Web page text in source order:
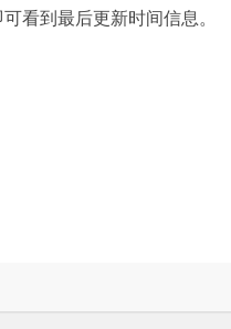
看到最后更新时间信息。